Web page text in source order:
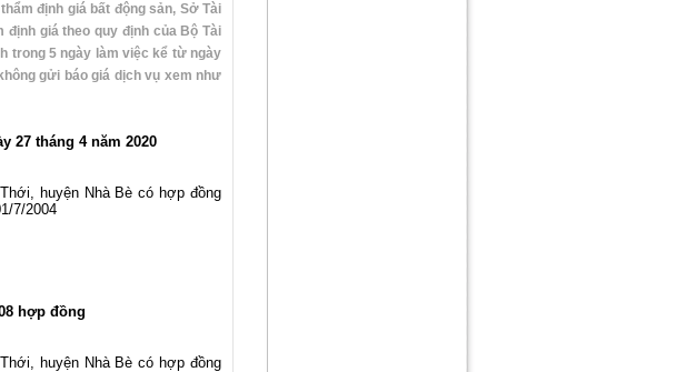
định giá bất động sản, Sở Tài
giá theo quy định của Bộ Tài
trong 5 ngày làm việc kể từ ngày
gửi báo giá dịch vụ xem như
27 tháng 4 năm 2020
huyện Nhà Bè có hợp đồng
7/2004
hợp đồng
huyện Nhà Bè có hợp đồng